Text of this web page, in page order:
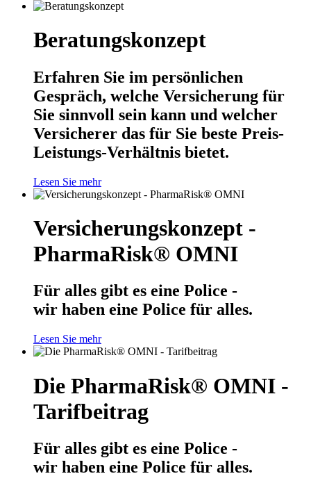
Beratungskonzept
Erfahren Sie im persönlichen
Gespräch, welche Versicherung für
Sie sinnvoll sein kann und welcher
Versicherer das für Sie beste Preis-
Leistungs-Verhältnis bietet.
Lesen Sie mehr
Versicherungskonzept -
PharmaRisk® OMNI
Für alles gibt es eine Police -
wir haben eine Police für alles.
Lesen Sie mehr
Die PharmaRisk® OMNI -
Tarifbeitrag
Für alles gibt es eine Police -
wir haben eine Police für alles.